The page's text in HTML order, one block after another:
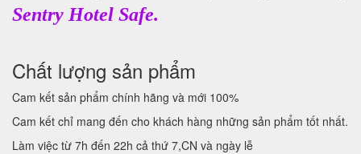
Sentry Hotel Safe.
Chất lượng sản phẩm
Cam kết sản phẩm chính hãng và mới 100%
Cam kết chỉ mang đến cho khách hàng những sản phẩm tốt nhất.
Làm việc từ 7h đến 22h cả thứ 7,CN và ngày lễ